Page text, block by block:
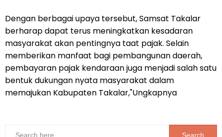
Dengan berbagai upaya tersebut, Samsat Takalar
berharap dapat terus meningkatkan kesadaran
masyarakat akan pentingnya taat pajak. Selain
memberikan manfaat bagi pembangunan daerah,
pembayaran pajak kendaraan juga menjadi salah satu
bentuk dukungan nyata masyarakat dalam
memajukan Kabupaten Takalar,"Ungkapnya